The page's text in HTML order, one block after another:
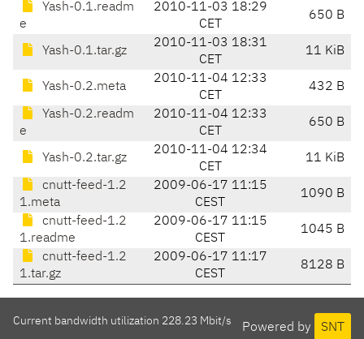
Yash-0.1.readm
e
2010-11-03 18:29
CET
650 B
Yash-0.1.tar.gz
2010-11-03 18:31
CET
11 KiB
Yash-0.2.meta
2010-11-04 12:33
CET
432 B
Yash-0.2.readm
e
2010-11-04 12:33
CET
650 B
Yash-0.2.tar.gz
2010-11-04 12:34
CET
11 KiB
cnutt-feed-1.2
1.meta
2009-06-17 11:15
CEST
1090 B
cnutt-feed-1.2
1.readme
2009-06-17 11:15
CEST
1045 B
cnutt-feed-1.2
1.tar.gz
2009-06-17 11:17
CEST
8128 B
Powered by SNT
Current bandwidth utilization 228.23 Mbit/s